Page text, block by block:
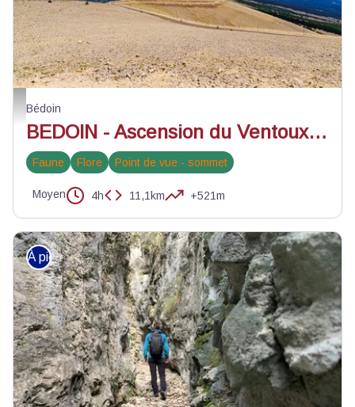
Vue sur le col des tempêtes - ©Wego production
Bédoin
BEDOIN - Ascension du Ventoux depuis Chalet Reynard
Faune Flore Point de vue - sommet
Moyen 4h 11,1km +521m
À pied